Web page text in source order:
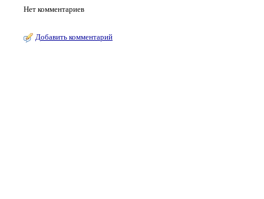
Нет комментариев
Добавить комментарий